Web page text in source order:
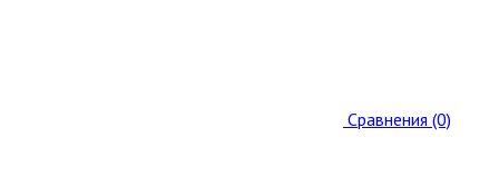
Сравнения (0)